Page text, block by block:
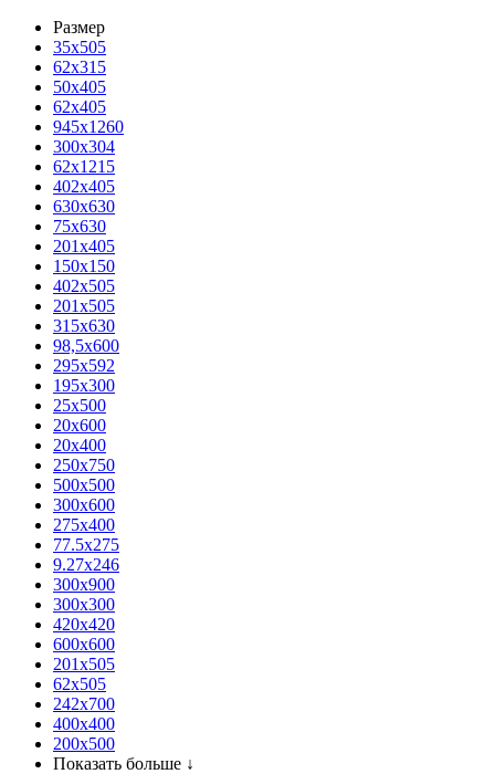
Размер
35х505
62x315
50x405
62х405
945x1260
300x304
62x1215
402x405
630x630
75x630
201x405
150x150
402x505
201x505
315x630
98,5х600
295x592
195х300
25x500
20х600
20х400
250x750
500x500
300x600
275x400
77.5х275
9.27x246
300x900
300x300
420х420
600х600
201х505
62х505
242х700
400х400
200х500
Показать больше ↓